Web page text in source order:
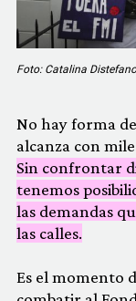
Foto: Catalina Distefano
No hay forma
alcanza con
Sin confrontar
tenemos
las demandas
las calles.
Es el momento